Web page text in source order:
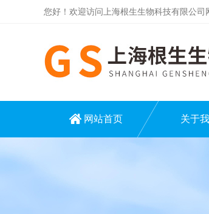
您好！欢迎访问上海根生生物科技有限公司
网站首页 关于